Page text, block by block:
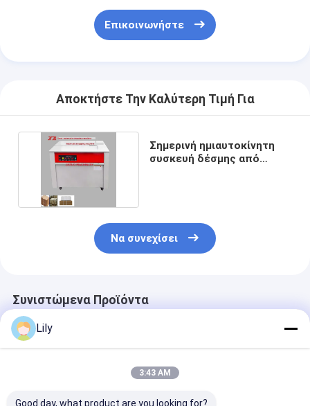
Επικοινωνήστε
Αποκτήστε Την Καλύτερη Τιμή Για
Σημερινή ημιαυτοκίνητη
συσκευή δέσμης από
Να συνεχίσει
Συνιστώμενα Προϊόντα
Lily
3:43 AM
Good day, what product are you looking for?